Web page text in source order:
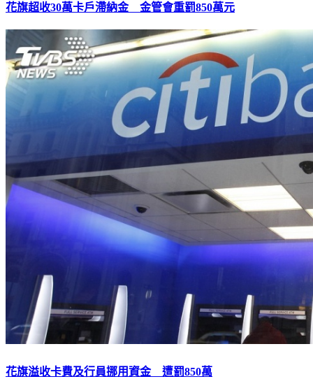
花旗超收30萬卡戶滯納金 金管會重罰850萬元
花旗溢收卡費及行員挪用資金 遭罰850萬